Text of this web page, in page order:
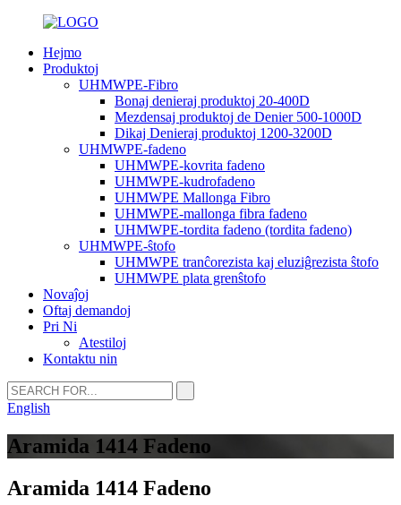
Hejmo
Produktoj
UHMWPE-Fibro
Bonaj denieraj produktoj 20-400D
Mezdensaj produktoj de Denier 500-1000D
Dikaj Denieraj produktoj 1200-3200D
UHMWPE-fadeno
UHMWPE-kovrita fadeno
UHMWPE-kudrofadeno
UHMWPE Mallonga Fibro
UHMWPE-mallonga fibra fadeno
UHMWPE-tordita fadeno (tordita fadeno)
UHMWPE-ŝtofo
UHMWPE tranĉorezista kaj eluziĝrezista ŝtofo
UHMWPE plata grenŝtofo
Novaĵoj
Oftaj demandoj
Pri Ni
Atestiloj
Kontaktu nin
English
Aramida 1414 Fadeno
Aramida 1414 Fadeno